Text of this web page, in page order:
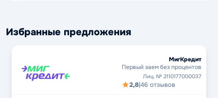
Избранные предложения
МигКредит
Первый заем без процентов
Лиц. № 2110177000037
2,8|46 отзывов